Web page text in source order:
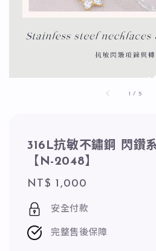
1 / 5
316L抗敏不鏽鋼 閃鑽
【N-2048】
Regular
price
NT$ 1,000
安全付款
完整售後保障